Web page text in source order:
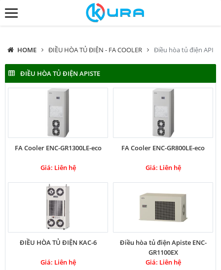
HOME ĐIỀU HÒA TỦ ĐIỆN - FA COOLER Điều hòa tủ điện
ĐIỀU HÒA TỦ ĐIỆN APISTE
FA Cooler ENC-GR1300LE-eco
Giá: Liên hệ
FA Cooler ENC-GR800LE-eco
Giá: Liên hệ
ĐIỀU HÒA TỦ ĐIỆN KAC-6
Giá: Liên hệ
Điều hòa tủ điện Apiste ENC-
GR1100EX
Giá: Liên hệ